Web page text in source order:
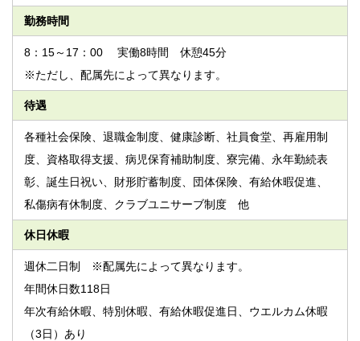
勤務時間
8：15～17：00 実働8時間 休憩45分
※ただし、配属先によって異なります。
待遇
各種社会保険、退職金制度、健康診断、社員食堂、再雇用制
度、資格取得支援、病児保育補助制度、寮完備、永年勤続表
彰、誕生日祝い、財形貯蓄制度、団体保険、有給休暇促進、
私傷病有休制度、クラブユニサーブ制度 他
休日休暇
週休二日制 ※配属先によって異なります。
年間休日数118日
年次有給休暇、特別休暇、有給休暇促進日、ウエルカム休暇
（3日）あり